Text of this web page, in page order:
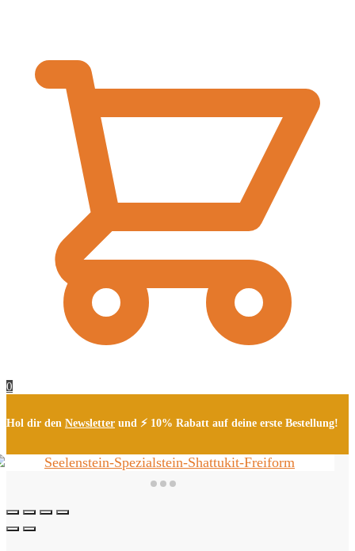
0
Hol dir den Newsletter und ⚡ 10% Rabatt auf deine erste Bestellung!